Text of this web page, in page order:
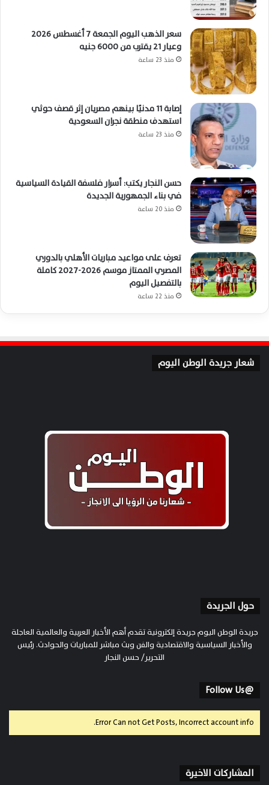
سعر الذهب اليوم الجمعة 7 أغسطس 2026
وعيار 21 يقترب من 6000 جنيه
منذ 23 ساعة
إصابة 11 مدنيًا بينهم مصريان إثر قصف حوثي
استهدف منطقة نجران السعودية
منذ 23 ساعة
حسن النجار يكتب: أسرار فلسفة القيادة السياسية
في بناء الجمهورية الجديدة
منذ 20 ساعة
تعرف على مواعيد مباريات الأهلي بالدوري
المصري الممتاز موسم 2026-2027 كاملة
بالتفصيل اليوم
منذ 22 ساعة
شعار جريدة الوطن اليوم
حول الجريدة
جريدة الوطن اليوم جريدة إلكترونية تقدم أهم الأخبار العربية والعالمية العاجلة
والأخبار السياسية والاقتصادية والفن وبث مباشر للمباريات والحوادث. رئيس
التحرير/ حسن النجار
@Follow Us
Error Can not Get Posts, Incorrect account info.
المشاركات الاخيرة